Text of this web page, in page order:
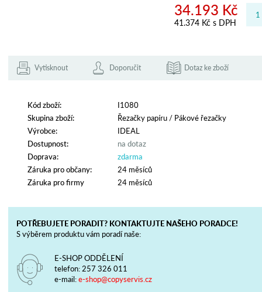
34.193 Kč
41.374 Kč s DPH
Vytisknout Doporučit Dotaz ke zboží
Kód zboží:
I1080
Skupina zboží:
Řezačky papíru / Pákové řezačky
Výrobce:
IDEAL
Dostupnost:
na dotaz
Doprava:
zdarma
Záruka pro občany:
24 měsíců
Záruka pro firmy
24 měsíců
POTŘEBUJETE PORADIT? KONTAKTUJTE NAŠEHO PORADCE!
S výběrem produktu vám poradí naše:
E-SHOP ODDĚLENÍ
telefon: 257 326 011
e-mail:e-shop@copyservis.cz